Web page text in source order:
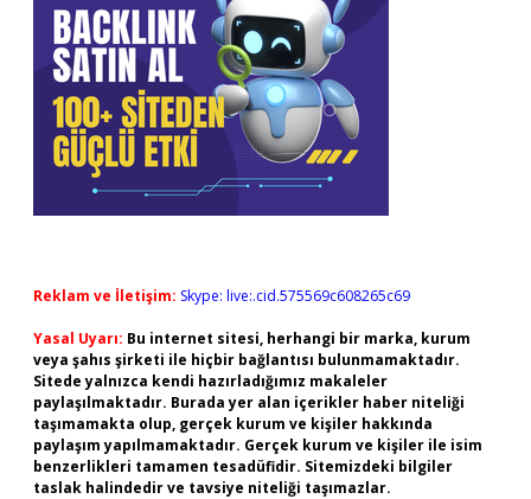
Reklam ve İletişim: Skype: live:.cid.575569c608265c69
Yasal Uyarı: Bu internet sitesi, herhangi bir marka, kurum
veya şahıs şirketi ile hiçbir bağlantısı bulunmamaktadır.
Sitede yalnızca kendi hazırladığımız makaleler
paylaşılmaktadır. Burada yer alan içerikler haber niteliği
taşımamakta olup, gerçek kurum ve kişiler hakkında
paylaşım yapılmamaktadır. Gerçek kurum ve kişiler ile isim
benzerlikleri tamamen tesadüfidir. Sitemizdeki bilgiler
taslak halindedir ve tavsiye niteliği taşımazlar.